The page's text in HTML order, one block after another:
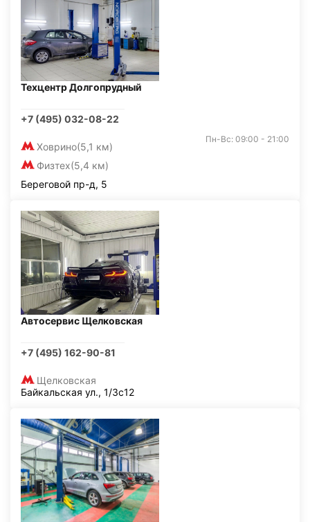
Техцентр Долгопрудный
+7 (495) 032-08-22
Ховрино(5,1 км)
Физтех(5,4 км)
Пн-Вс: 09:00 - 21:00
Береговой пр-д, 5
Автосервис Щелковская
+7 (495) 162-90-81
Щелковская
Байкальская ул., 1/3с12